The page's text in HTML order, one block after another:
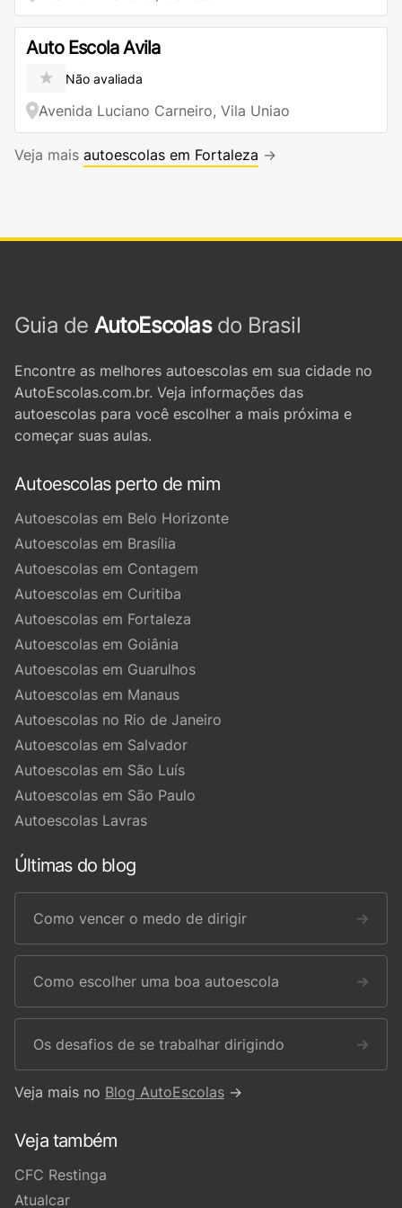
Auto Escola Avila
★ Não avaliada
Avenida Luciano Carneiro, Vila Uniao
Veja mais autoescolas em Fortaleza →
Guia de AutoEscolasdo Brasil
Encontre as melhores autoescolas em sua cidade no
AutoEscolas.com.br. Veja informações das
autoescolas para você escolher a mais próxima e
começar suas aulas.
Autoescolas perto de mim
Autoescolas em Belo Horizonte
Autoescolas em Brasília
Autoescolas em Contagem
Autoescolas em Curitiba
Autoescolas em Fortaleza
Autoescolas em Goiânia
Autoescolas em Guarulhos
Autoescolas em Manaus
Autoescolas no Rio de Janeiro
Autoescolas em Salvador
Autoescolas em São Luís
Autoescolas em São Paulo
Autoescolas Lavras
Últimas do blog
Como vencer o medo de dirigir →
Como escolher uma boa autoescola →
Os desafios de se trabalhar dirigindo →
Veja mais no Blog AutoEscolas →
Veja também
CFC Restinga
Atualcar